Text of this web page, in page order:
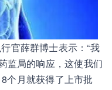
官薛群博士表示：“我
监局的响应，这使我们
个月就获得了上市批